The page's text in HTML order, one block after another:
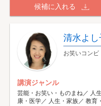
候補に入れる
清水よし
お笑いコン
講演ジャンル
芸能・お笑い・ものまね／ 人
康・医学／ 人生・家族／ 教育